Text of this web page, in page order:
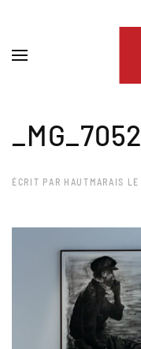
_MG_7052
ÉCRIT PAR HAUTMARAIS LE